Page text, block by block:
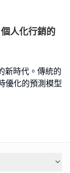
人化行銷的
新時代。傳統的
優化的預測模型